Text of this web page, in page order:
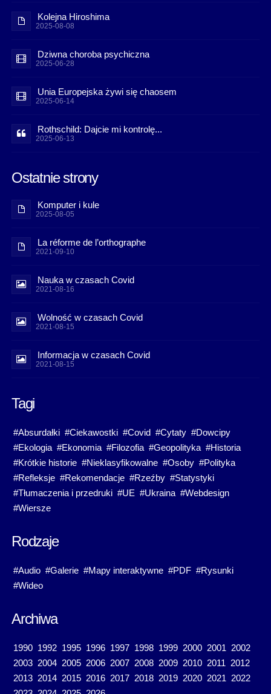
Kolejna Hiroshima
2025-08-08
Dziwna choroba psychiczna
2025-06-28
Unia Europejska żywi się chaosem
2025-06-14
Rothschild: Dajcie mi kontrolę...
2025-06-13
Ostatnie strony
Komputer i kule
2025-08-05
La réforme de l’orthographe
2021-09-10
Nauka w czasach Covid
2021-08-16
Wolność w czasach Covid
2021-08-15
Informacja w czasach Covid
2021-08-15
Tagi
#Absurdałki #Ciekawostki #Covid #Cytaty #Dowcipy
#Ekologia #Ekonomia #Filozofia #Geopolityka #Historia
#Krótkie historie #Nieklasyfikowalne #Osoby #Polityka
#Refleksje #Rekomendacje #Rzeźby #Statystyki
#Tłumaczenia i przedruki #UE #Ukraina #Webdesign
#Wiersze
Rodzaje
#Audio #Galerie #Mapy interaktywne #PDF #Rysunki
#Wideo
Archiwa
1990 1992 1995 1996 1997 1998 1999 2000 2001 2002
2003 2004 2005 2006 2007 2008 2009 2010 2011 2012
2013 2014 2015 2016 2017 2018 2019 2020 2021 2022